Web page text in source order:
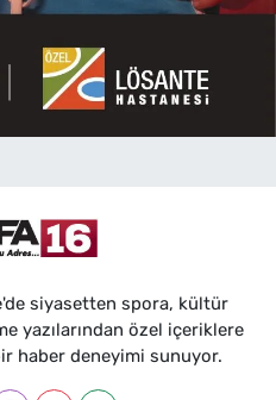
siyasetten spora, kültür
yazılarından özel içeriklere
haber deneyimi sunuyor.